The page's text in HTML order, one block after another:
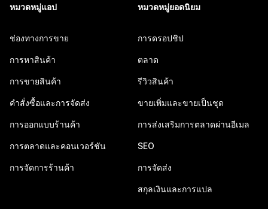
หมวดหมู่แอป
ช่องทางการขาย
การหาสินค้า
การขายสินค้า
คำสั่งซื้อและการจัดส่ง
การออกแบบร้านค้า
การตลาดและคอนเวอร์ชัน
การจัดการร้านค้า
หมวดหมู่ยอดนิยม
การดรอปชิป
ตลาด
รีวิวสินค้า
ขายเพิ่มและขายเป็นชุด
การส่งเสริมการตลาดผ่านอีเมล
SEO
การจัดส่ง
สกุลเงินและการแปล